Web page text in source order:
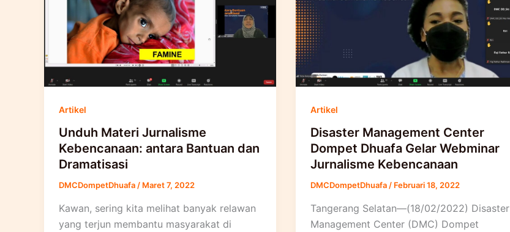
Artikel
Unduh Materi Jurnalisme
Kebencanaan: antara Bantuan dan
Dramatisasi
DMCDompetDhuafa/ Maret 7, 2022
Kawan, sering kita melihat banyak relawan
yang terjun membantu masyarakat di
Artikel
Disaster Management Center
Dompet Dhuafa Gelar Webminar
Jurnalisme Kebencanaan
DMCDompetDhuafa/ Februari 18, 2022
Tangerang Selatan—(18/02/2022) Disaster
Management Center (DMC) Dompet